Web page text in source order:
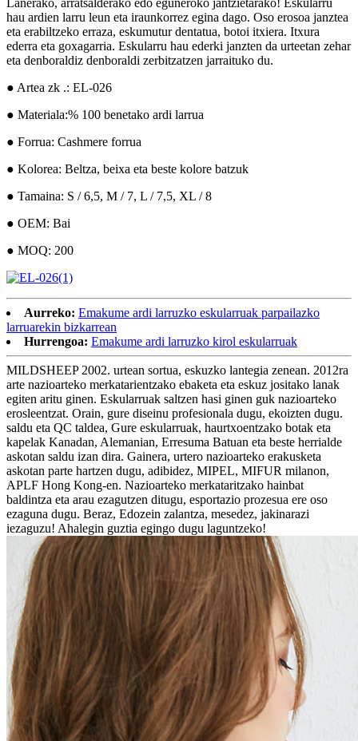
Lanerako, arratsalderako edo eguneroko jantzietarako! Eskularru
hau ardien larru leun eta iraunkorrez egina dago. Oso erosoa janztea
eta erabiltzeko erraza, eskumutur dentatua, botoi itxiera. Itxura
ederra eta goxagarria. Eskularru hau ederki janzten da urteetan zehar
eta denboraldiz denboraldi zerbitzatzen jarraituko du.
● Artea zk .: EL-026
● Materiala:% 100 benetako ardi larrua
● Forrua: Cashmere forrua
● Kolorea: Beltza, beixa eta beste kolore batzuk
● Tamaina: S / 6,5, M / 7, L / 7,5, XL / 8
● OEM: Bai
● MOQ: 200
Aurreko: Emakume ardi larruzko eskularruak parpailazko
larruarekin bizkarrean
Hurrengoa: Emakume ardi larruzko kirol eskularruak
MILDSHEEP 2002. urtean sortua, eskuzko lantegia zenean. 2012ra
arte nazioarteko merkatarientzako ebaketa eta eskuz jositako lanak
egiten aritu ginen. Eskularruak saltzen hasi ginen guk nazioarteko
erosleentzat. Orain, gure diseinu profesionala dugu, ekoizten dugu.
saldu eta QC taldea, Gure eskularruak, haurtxoentzako botak eta
kapelak Kanadan, Alemanian, Erresuma Batuan eta beste herrialde
askotan saldu izan dira. Gainera, urtero nazioarteko erakusketa
askotan parte hartzen dugu, adibidez, MIPEL, MIFUR milanon,
APLF Hong Kong-en. Nazioarteko merkataritzako hainbat
baldintza eta arau ezagutzen ditugu, esportazio prozesua ere oso
ezaguna dugu. Beraz, Edozein zalantza, mesedez, jakinarazi
iezaguzu! Ahalegin guztia egingo dugu laguntzeko!